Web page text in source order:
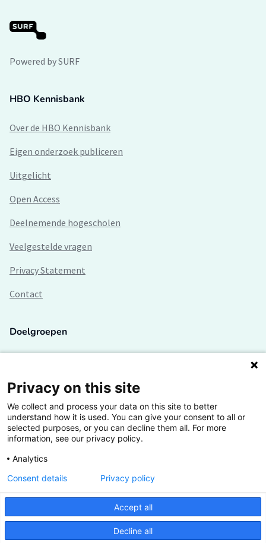
Powered by SURF
HBO Kennisbank
Over de HBO Kennisbank
Eigen onderzoek publiceren
Uitgelicht
Open Access
Deelnemende hogescholen
Veelgestelde vragen
Privacy Statement
Contact
Doelgroepen
Lectoren en onderzoekers
Bedrijven
Hogescholen
De grootste kennisbank van het HBO
Inspiratie op jouw vakgebied
Privacy on this site
We collect and process your data on this site to better
understand how it is used. You can give your consent to all or
selected purposes, or you can decline them all. For more
information, see our privacy policy.
Analytics
Accept all
Decline all
Consent details Privacy policy